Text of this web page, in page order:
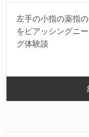
左手の小指の薬指
をピアッシングニ
グ体験談